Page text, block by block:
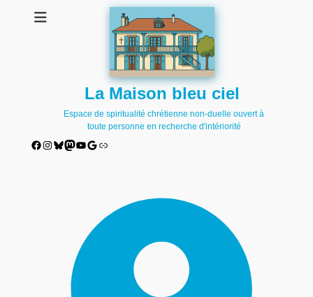
La Maison bleu ciel
Espace de spiritualité chrétienne non-duelle ouvert à
toute personne en recherche d'intériorité
Facebook
Instagram
Bluesky
Mastodon
YouTube
Google
Lien